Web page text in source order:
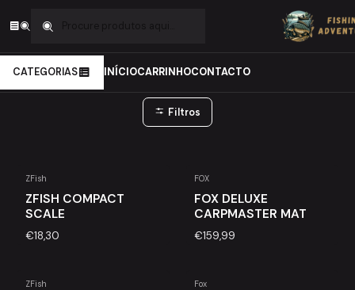
CATEGORIAS INÍCIOCARRINHOCONTACTO
Recepção da carpa
Recepção da carpa
Filtros
ZFish
ZFISH COMPACT
SCALE
€18,30
FOX
FOX DELUXE
CARPMASTER MAT
€159,99
ZFish Fox